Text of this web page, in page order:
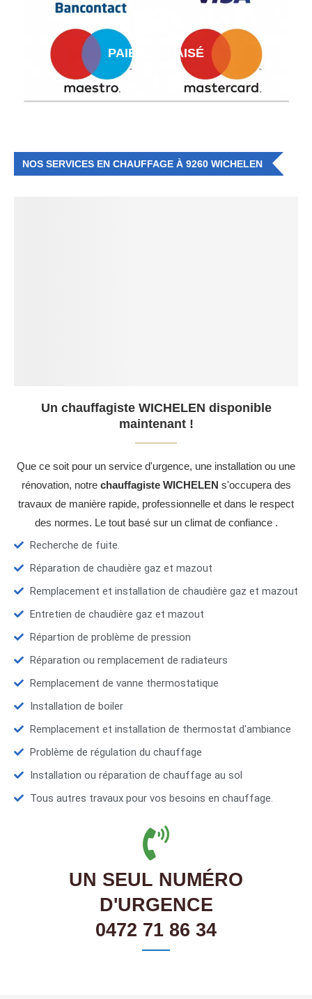
PAIEMENT AISÉ
NOS SERVICES EN CHAUFFAGE À 9260 WICHELEN
Un chauffagiste WICHELEN disponible
maintenant !
Que ce soit pour un service d'urgence, une installation ou une
rénovation, notre chauffagiste WICHELEN s'occupera des
travaux de manière rapide, professionnelle et dans le respect
des normes. Le tout basé sur un climat de confiance .
Recherche de fuite.
Réparation de chaudière gaz et mazout
Remplacement et installation de chaudière gaz et mazout
Entretien de chaudière gaz et mazout
Répartion de problème de pression
Réparation ou remplacement de radiateurs
Remplacement de vanne thermostatique
Installation de boiler
Remplacement et installation de thermostat d'ambiance
Problème de régulation du chauffage
Installation ou réparation de chauffage au sol
Tous autres travaux pour vos besoins en chauffage.
UN SEUL NUMÉRO
D'URGENCE
0472 71 86 34